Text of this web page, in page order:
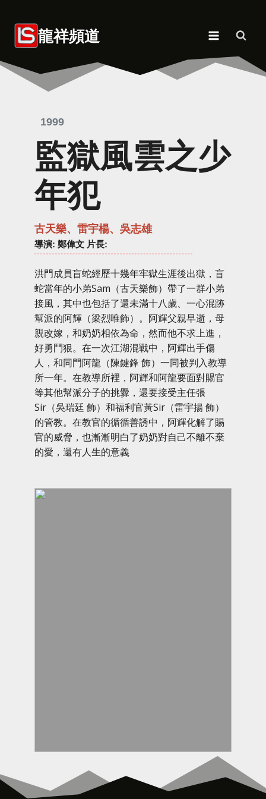
content 龍祥頻道
1999
監獄風雲之少
年犯
古天樂、雷宇楊、吳志雄
導演: 鄭偉文 片長:
洪門成員盲蛇經歷十幾年牢獄生涯後出獄，盲
蛇當年的小弟Sam（古天樂飾）帶了一群小弟
接風，其中也包括了還未滿十八歲、一心混跡
幫派的阿輝（梁烈唯飾）。阿輝父親早逝，母
親改嫁，和奶奶相依為命，然而他不求上進，
好勇鬥狠。在一次江湖混戰中，阿輝出手傷
人，和同門阿龍（陳鍵鋒 飾）一同被判入教導
所一年。在教導所裡，阿輝和阿龍要面對賜官
等其他幫派分子的挑釁，還要接受主任張
Sir（吳瑞廷 飾）和福利官黃Sir（雷宇揚 飾）
的管教。在教官的循循善誘中，阿輝化解了賜
官的威脅，也漸漸明白了奶奶對自己不離不棄
的愛，還有人生的意義